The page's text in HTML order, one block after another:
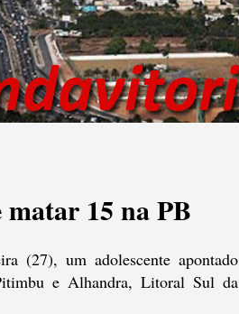
matar 15 na PB
(27), um adolescente apontado
e Alhandra, Litoral Sul da